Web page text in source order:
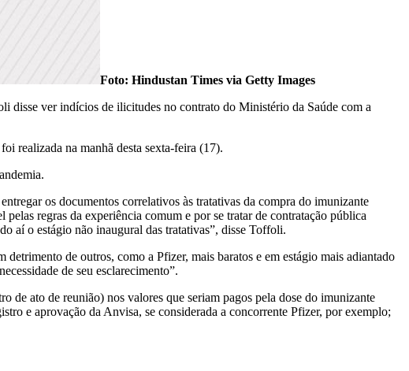
Foto: Hindustan Times via Getty Images
disse ver indícios de ilicitudes no contrato do Ministério da Saúde com a
realizada na manhã desta sexta-feira (17).
os documentos correlativos às tratativas da compra do imunizante
regras da experiência comum e por se tratar de contratação pública
aí o estágio não inaugural das tratativas”, disse Toffoli.
de outros, como a Pfizer, mais baratos e em estágio mais adiantado
de seu esclarecimento”.
de ato de reunião) nos valores que seriam pagos pela dose do imunizante
e aprovação da Anvisa, se considerada a concorrente Pfizer, por exemplo;